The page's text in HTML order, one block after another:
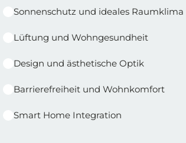
Sonnenschutz und ideales Raumklima
Lüftung und Wohngesundheit
Design und ästhetische Optik
Barrierefreiheit und Wohnkomfort
Smart Home Integration